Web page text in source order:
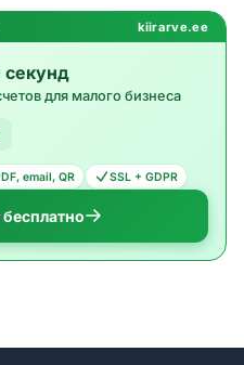
kiirarve.ee
секунд
для малого бизнеса
email, QR SSL + GDPR
бесплатно